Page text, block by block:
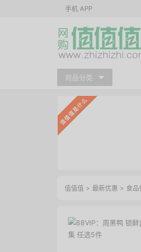
手机 APP
商品分类
值值值 > 最新优惠 > 食品